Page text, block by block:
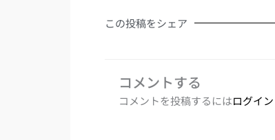
この投稿をシェア
コメントする
コメントを投稿するにはログイン